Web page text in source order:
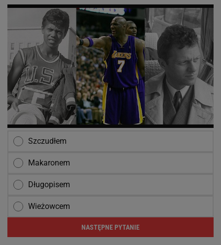
Szczudłem
Makaronem
Długopisem
Wieżowcem
NASTĘPNE PYTANIE